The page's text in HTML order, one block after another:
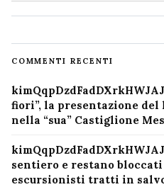
COMMENTI RECENTI
fiori”, la presentazione
nella “sua” Castiglione
sentiero e restano
escursionisti tratti in